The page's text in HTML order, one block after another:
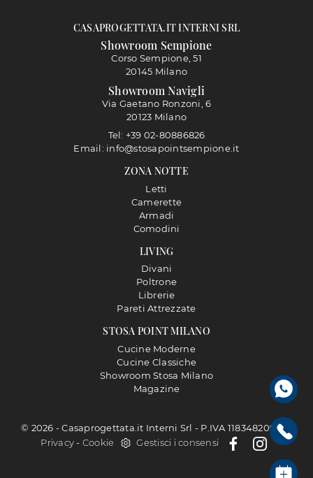
STOSA POINT MILANO
Cucine Moderne
Cucine Classiche
Showroom Stosa Milano
Magazine
LIVING
Divani
Poltrone
Librerie
Pareti Attrezzate
ZONA NOTTE
Letti
Camerette
Armadi
Comodini
CASAPROGETTATA.IT INTERNI SRL
Showroom Sempione
Corso Sempione, 51
20145 Milano
Showroom Navigli
Via Gaetano Ronzoni, 6
20123 Milano
Tel: +39 02-80886826
Email: info@stosapointsempione.it
© 2026 - Casaprogettata.it Interni Srl - P.IVA 11834820968 |
Privacy- Cookie Gestisci i consensi